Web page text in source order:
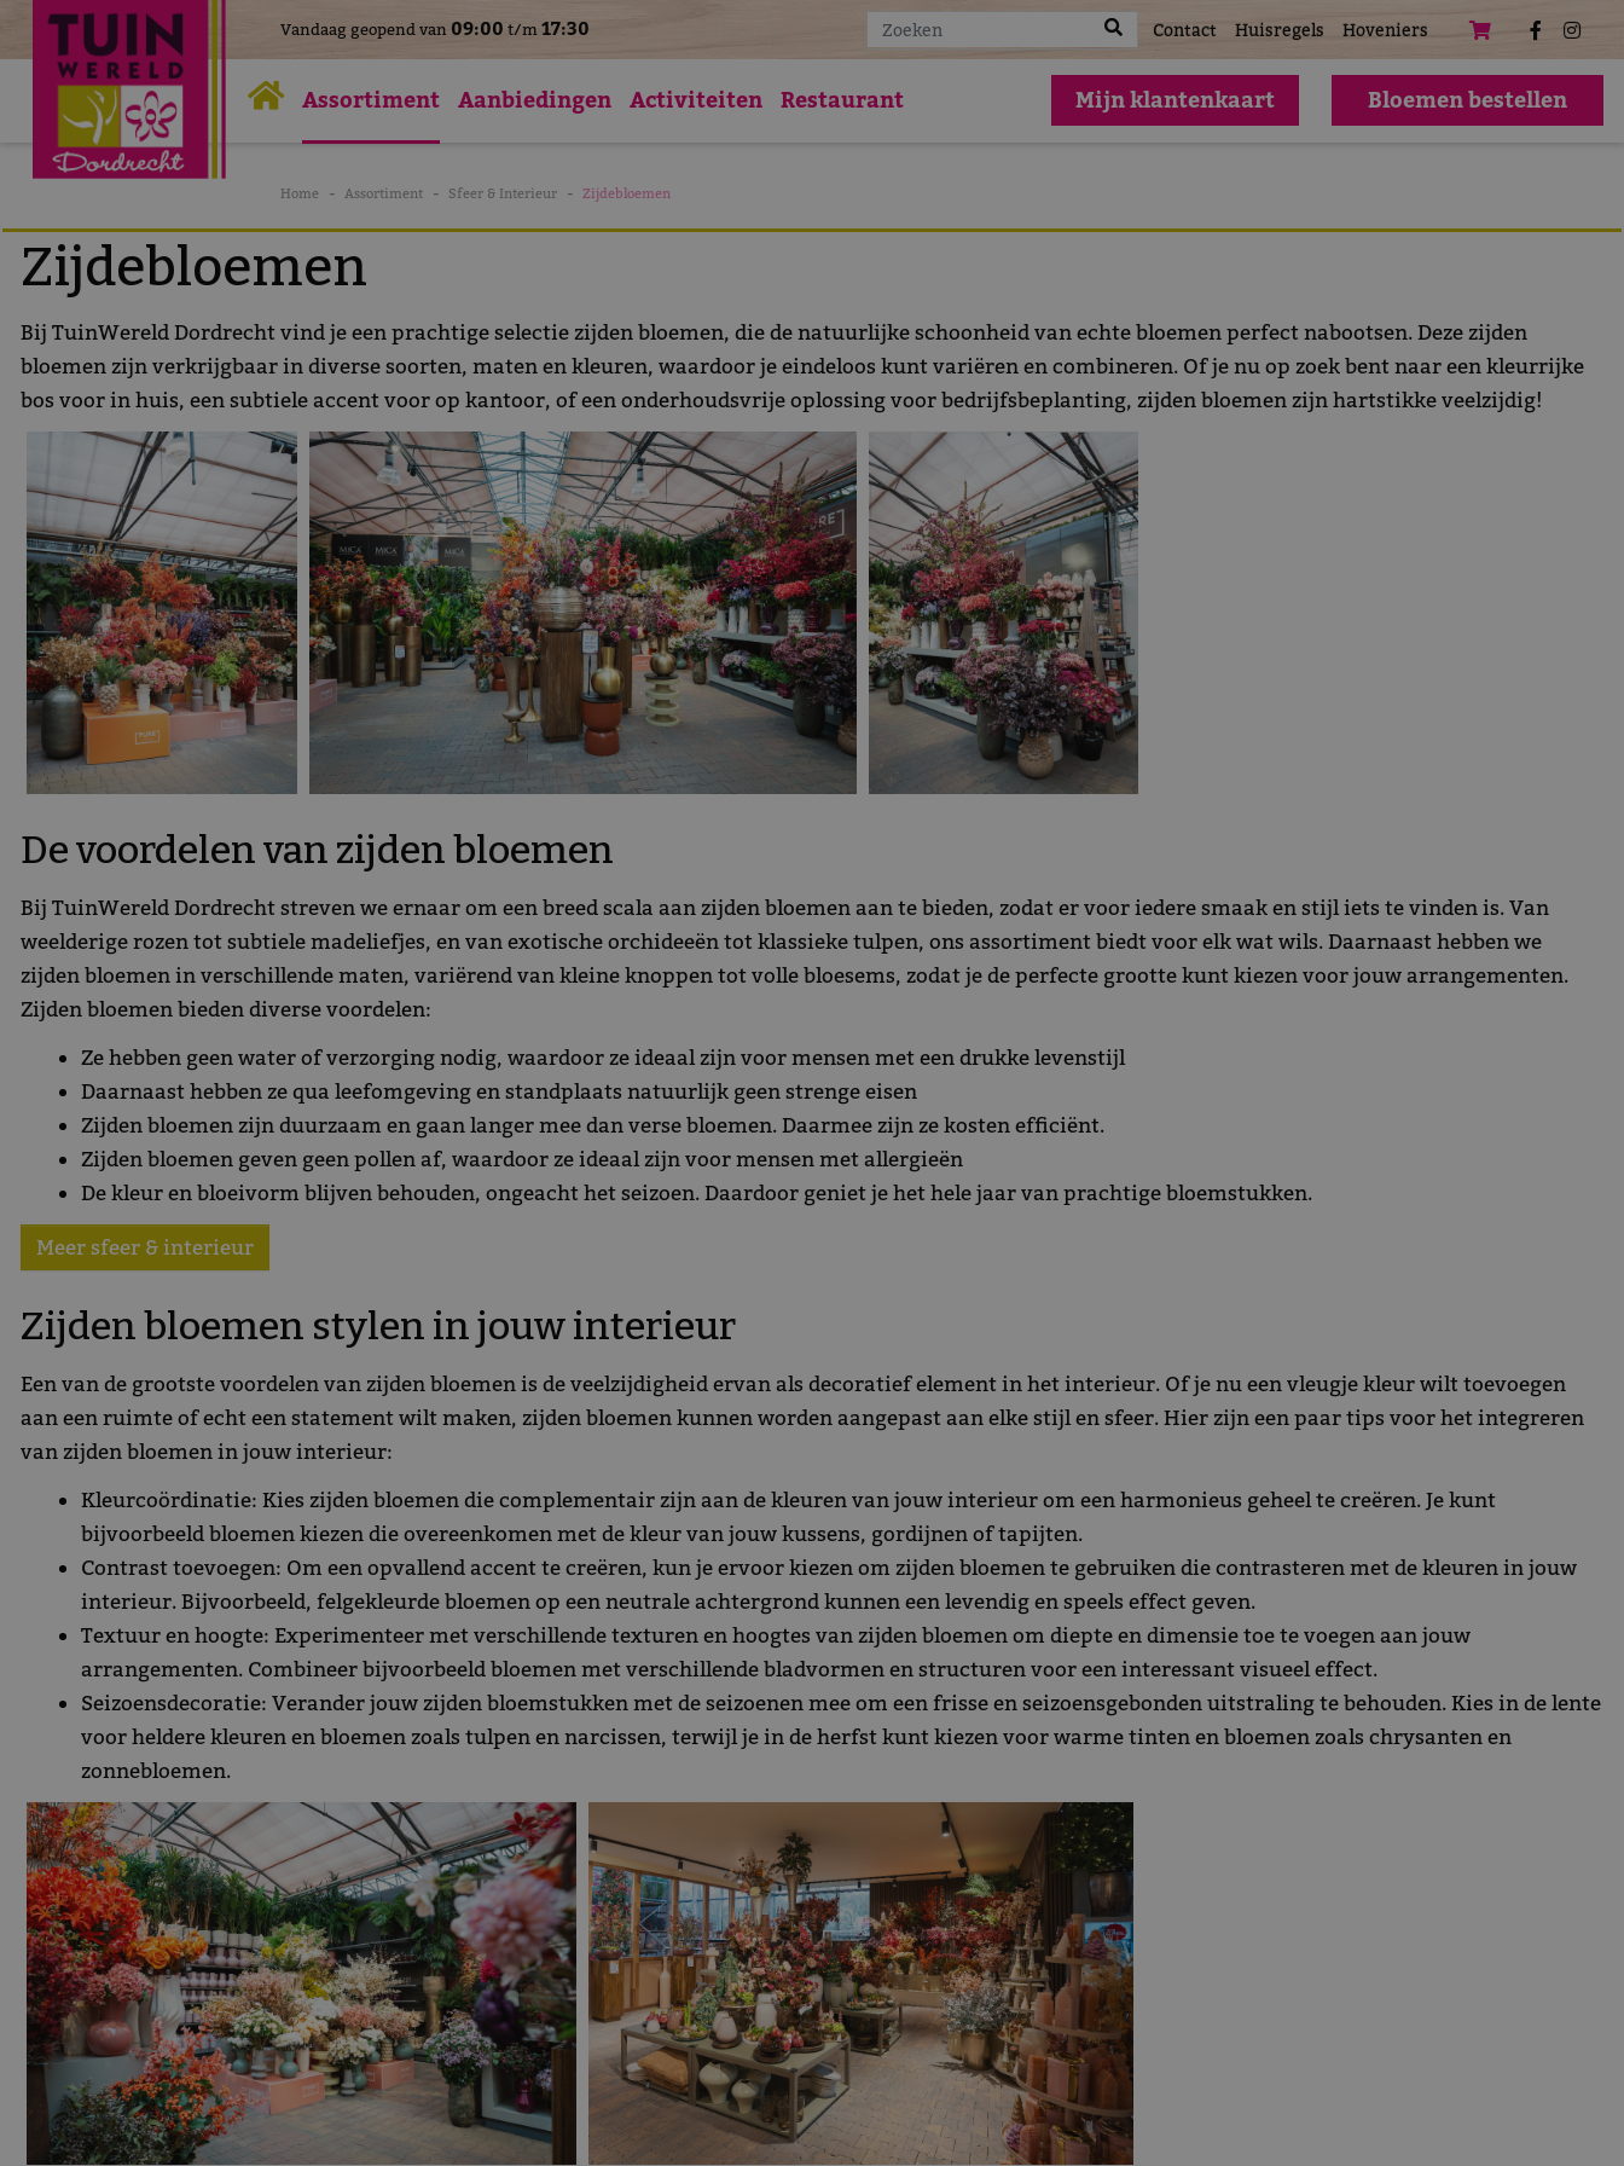
Home Assortiment Sfeer & Interieur Zijdebloemen
Vandaag geopend van 09:00 t/m17:30
Bloemen bestellen
Vacatures Contact Huisregels Hoveniers
Assortiment Aanbiedingen Activiteiten Restaurant Mijn klantenkaart
Zijdebloemen
Bij TuinWereld Dordrecht vind je een prachtige selectie zijden bloemen, die de natuurlijke schoonheid van echte bloemen perfect nabootsen. Deze zijden
bloemen zijn verkrijgbaar in diverse soorten, maten en kleuren, waardoor je eindeloos kunt variëren en combineren. Of je nu op zoek bent naar een kleurrijke
bos voor in huis, een subtiele accent voor op kantoor, of een onderhoudsvrije oplossing voor bedrijfsbeplanting, zijden bloemen zijn hartstikke veelzijdig!
De voordelen van zijden bloemen
Bij TuinWereld Dordrecht streven we ernaar om een breed scala aan zijden bloemen aan te bieden, zodat er voor iedere smaak en stijl iets te vinden is. Van
weelderige rozen tot subtiele madeliefjes, en van exotische orchideeën tot klassieke tulpen, ons assortiment biedt voor elk wat wils. Daarnaast hebben we
zijden bloemen in verschillende maten, variërend van kleine knoppen tot volle bloesems, zodat je de perfecte grootte kunt kiezen voor jouw arrangementen.
Zijden bloemen bieden diverse voordelen:
Ze hebben geen water of verzorging nodig, waardoor ze ideaal zijn voor mensen met een drukke levenstijl
Daarnaast hebben ze qua leefomgeving en standplaats natuurlijk geen strenge eisen
Zijden bloemen zijn duurzaam en gaan langer mee dan verse bloemen. Daarmee zijn ze kosten efficiënt.
Zijden bloemen geven geen pollen af, waardoor ze ideaal zijn voor mensen met allergieën
De kleur en bloeivorm blijven behouden, ongeacht het seizoen. Daardoor geniet je het hele jaar van prachtige bloemstukken.
Meer sfeer & interieur
Zijden bloemen stylen in jouw interieur
Een van de grootste voordelen van zijden bloemen is de veelzijdigheid ervan als decoratief element in het interieur. Of je nu een vleugje kleur wilt toevoegen
aan een ruimte of echt een statement wilt maken, zijden bloemen kunnen worden aangepast aan elke stijl en sfeer. Hier zijn een paar tips voor het integreren
van zijden bloemen in jouw interieur:
Kleurcoördinatie: Kies zijden bloemen die complementair zijn aan de kleuren van jouw interieur om een harmonieus geheel te creëren. Je kunt
bijvoorbeeld bloemen kiezen die overeenkomen met de kleur van jouw kussens, gordijnen of tapijten.
Contrast toevoegen: Om een opvallend accent te creëren, kun je ervoor kiezen om zijden bloemen te gebruiken die contrasteren met de kleuren in jouw
interieur. Bijvoorbeeld, felgekleurde bloemen op een neutrale achtergrond kunnen een levendig en speels effect geven.
Textuur en hoogte: Experimenteer met verschillende texturen en hoogtes van zijden bloemen om diepte en dimensie toe te voegen aan jouw
arrangementen. Combineer bijvoorbeeld bloemen met verschillende bladvormen en structuren voor een interessant visueel effect.
Seizoensdecoratie: Verander jouw zijden bloemstukken met de seizoenen mee om een frisse en seizoensgebonden uitstraling te behouden. Kies in de lente
voor heldere kleuren en bloemen zoals tulpen en narcissen, terwijl je in de herfst kunt kiezen voor warme tinten en bloemen zoals chrysanten en
zonnebloemen.